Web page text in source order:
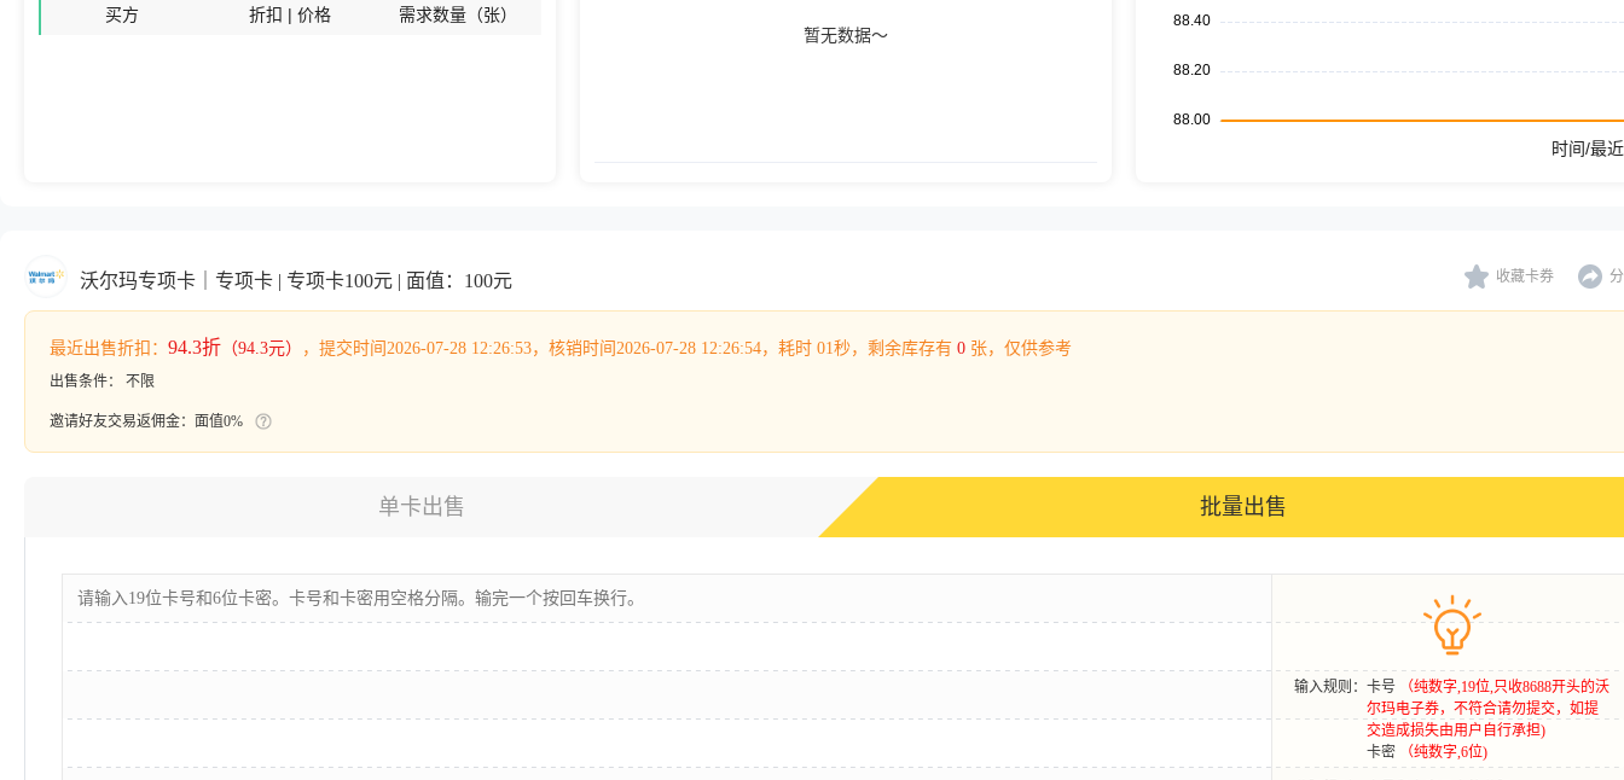
买方 折扣 | 价格 需求数量（张）
暂无数据～
时间/最
沃尔玛专项卡｜专项卡 | 专项卡100元 | 面值：100元 收藏卡券
最近出售折扣： 94.3折 （94.3元） ，提交时间2026-07-28 12:26:53，核销时间2026-07-28 12:26:54，耗时 01秒，剩余库存有 0 张，仅供参考
出售条件： 不限
邀请好友交易返佣金：面值0%
单卡出售 批量出售
输入规则： 卡号
（纯数字,19位,只收8688开头的沃
尔玛电子券，不符合请勿提交，如提
交造成损失由用户自行承担)
卡密
（纯数字,6位)